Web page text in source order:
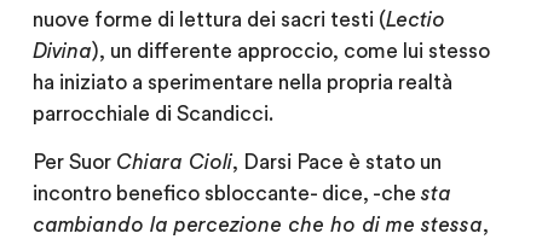
nuove forme di lettura dei sacri testi (Lectio
Divina), un differente approccio, come lui stesso
ha iniziato a sperimentare nella propria realtà
parrocchiale di Scandicci.
Per Suor Chiara Cioli, Darsi Pace è stato un
incontro benefico sbloccante- dice, -che sta
cambiando la percezione che ho di me stessa,